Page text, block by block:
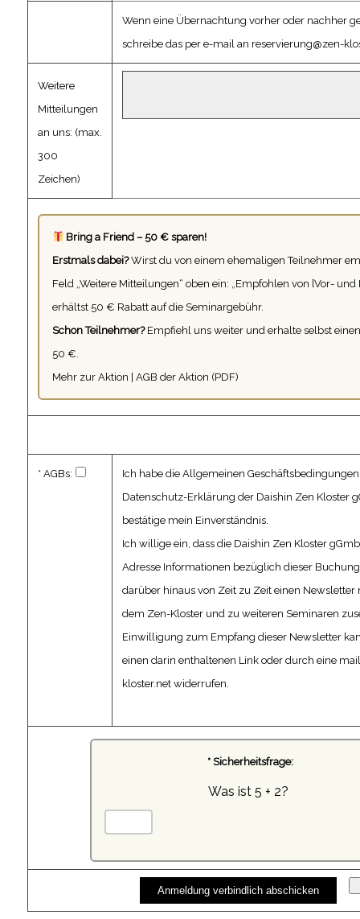
Wenn eine Übernachtung vorher oder nachher
schreibe das per e-mail an reservierung@zen-
Weitere
Mitteilungen
an uns: (max.
300
Zeichen)
Bring a Friend – 50 € sparen!
Erstmals dabei?Wirst du von einem ehemaligen Teilnehmer
Feld „Weitere Mitteilungen“ oben ein: „Empfohlen von [Vor- und
erhältst 50 € Rabatt auf die Seminargebühr.
Schon Teilnehmer?Empfiehl uns weiter und erhalte selbst
50 €.
Mehr zur Aktion | AGB der Aktion (PDF)
* AGBs: Ich habe die Allgemeinen Geschäftsbedingungen
Datenschutz-Erklärung der Daishin Zen Kloster
bestätige mein Einverständnis.
Ich willige ein, dass die Daishin Zen Kloster
Adresse Informationen bezüglich dieser
darüber hinaus von Zeit zu Zeit einen Newsletter
dem Zen-Kloster und zu weiteren Seminaren
Einwilligung zum Empfang dieser Newsletter
einen darin enthaltenen Link oder durch eine
kloster.netwiderrufen.
* Sicherheitsfrage:
Was ist 5 + 2?